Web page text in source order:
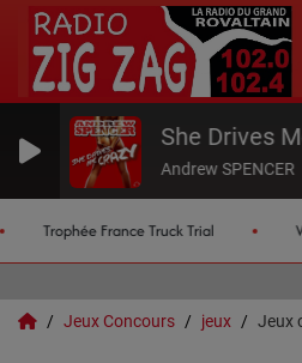
She Drives
Andrew SPENCER
Trophée France Truck Trial
Jeux Concours jeux Jeux